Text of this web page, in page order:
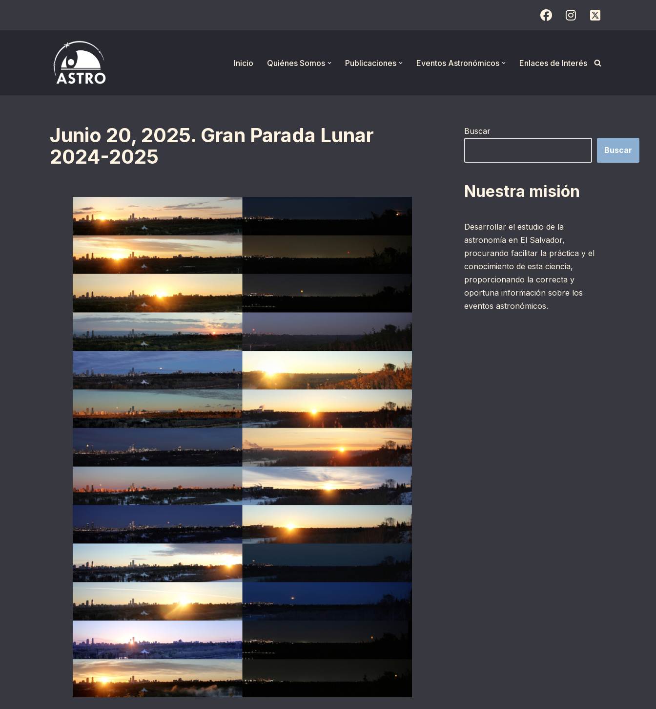
Inicio
Quiénes Somos Publicaciones Eventos Astronómicos Enlaces de Interés
Junio 20, 2025. Gran Parada Lunar
2024-2025
Buscar
Buscar
Nuestra misión
Desarrollar el estudio de la
astronomía en El Salvador,
procurando facilitar la práctica y el
conocimiento de esta ciencia,
proporcionando la correcta y
oportuna información sobre los
eventos astronómicos.